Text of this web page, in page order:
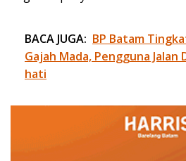
BACA JUGA: BP Batam
Gajah Mada, Pengguna
hati